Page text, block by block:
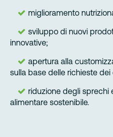
miglioramento
sviluppo di nuovi
innovative;
apertura alla
sulla base delle richieste dei
riduzione degli sprechi
alimentare sostenibile.